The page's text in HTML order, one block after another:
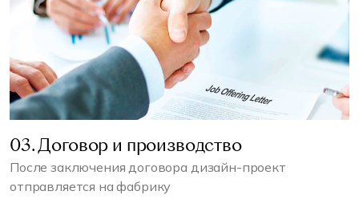
03. Договор и производство
После заключения договора дизайн-проект
отправляется на фабрику